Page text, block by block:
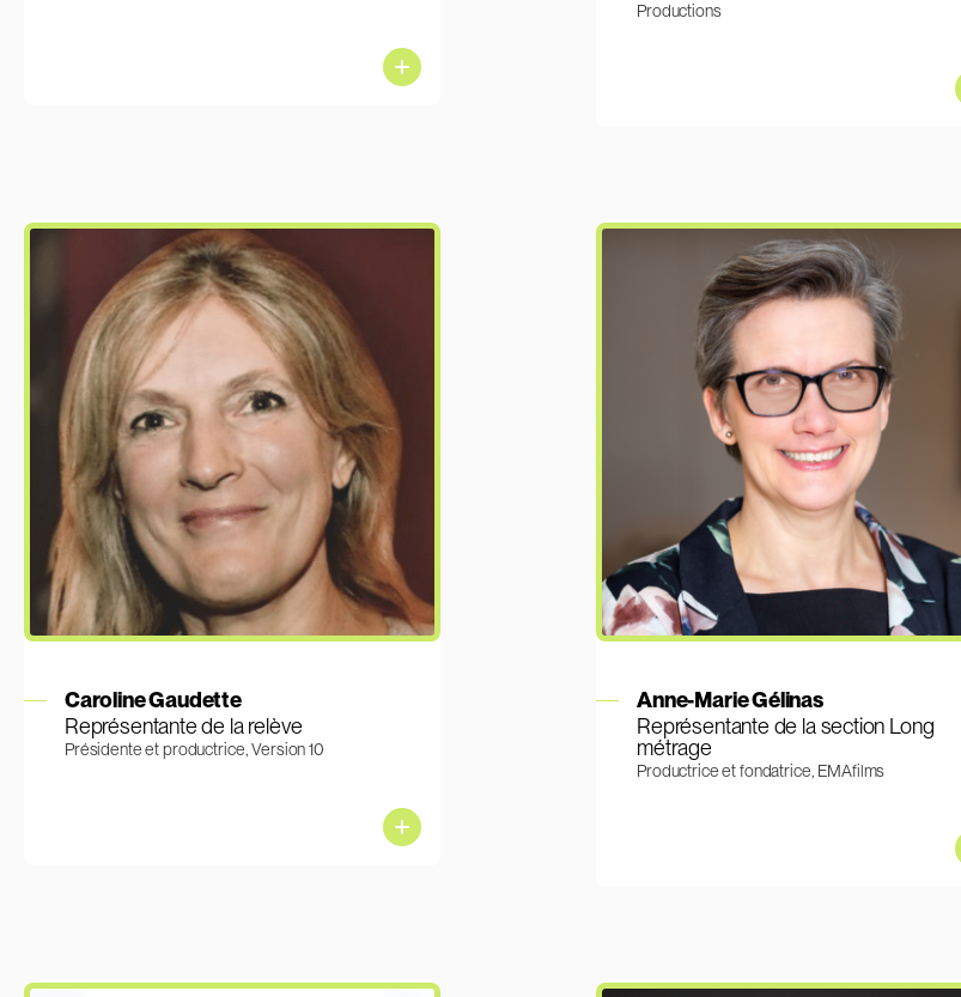
Productions
Caroline Gaudette
Représentante de la relève
Présidente et productrice, Version 10
Anne-Marie Gélinas
Représentante de la section Long
métrage
Productrice et fondatrice, EMAfilms